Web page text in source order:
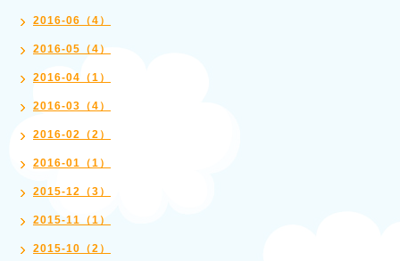
2016-06（4）
2016-05（4）
2016-04（1）
2016-03（4）
2016-02（2）
2016-01（1）
2015-12（3）
2015-11（1）
2015-10（2）